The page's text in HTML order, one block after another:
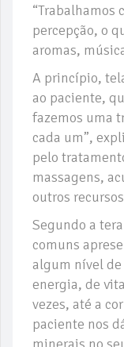
“Trabalhamos
percepção, o
aromas,
A princípio,
ao paciente,
fazemos uma
cada um”,
pelo
massagens,
outros
Segundo a
comuns
algum nível de
energia, de
vezes, até a
paciente nos
minerais no